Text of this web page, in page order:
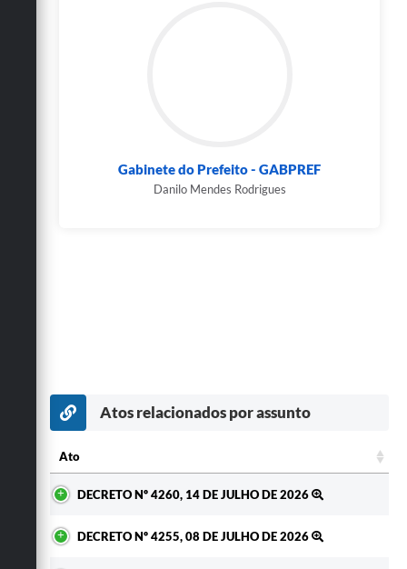
Gabinete do Prefeito - GABPREF
Danilo Mendes Rodrigues
Atos relacionados por assunto
Ato
DECRETO Nº 4260, 14 DE JULHO DE 2026
DECRETO Nº 4255, 08 DE JULHO DE 2026